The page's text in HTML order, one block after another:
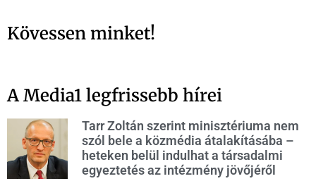
Kövessen minket!
A Media1 legfrissebb hírei
Tarr Zoltán szerint minisztériuma nem
szól bele a közmédia átalakításába –
heteken belül indulhat a társadalmi
egyeztetés az intézmény jövőjéről